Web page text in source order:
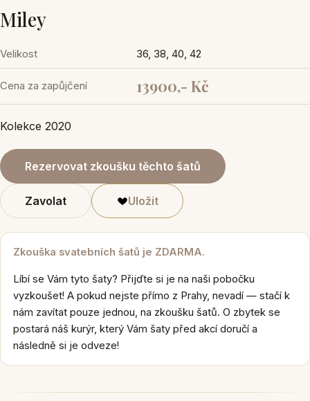
Miley
Velikost 36, 38, 40, 42
Cena za zapůjčení 13900,- Kč
Kolekce 2020
Rezervovat zkoušku těchto šatů
Zavolat Uložit
Zkouška svatebních šatů je ZDARMA.
Líbí se Vám tyto šaty? Přijďte si je na naši pobočku
vyzkoušet! A pokud nejste přímo z Prahy, nevadí — stačí k
nám zavítat pouze jednou, na zkoušku šatů. O zbytek se
postará náš kurýr, který Vám šaty před akcí doručí a
následně si je odveze!